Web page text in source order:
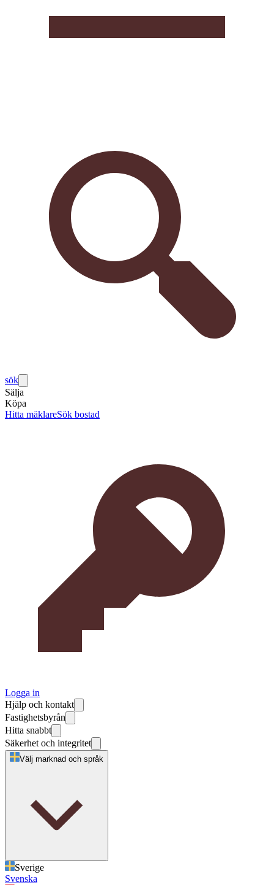
sök
Sälja
Köpa
Hitta mäklareSök bostad
Logga in
Hjälp och kontakt
Fastighetsbyrån
Hitta snabbt
Säkerhet och integritet
Välj marknad och språk
Sverige
Svenska